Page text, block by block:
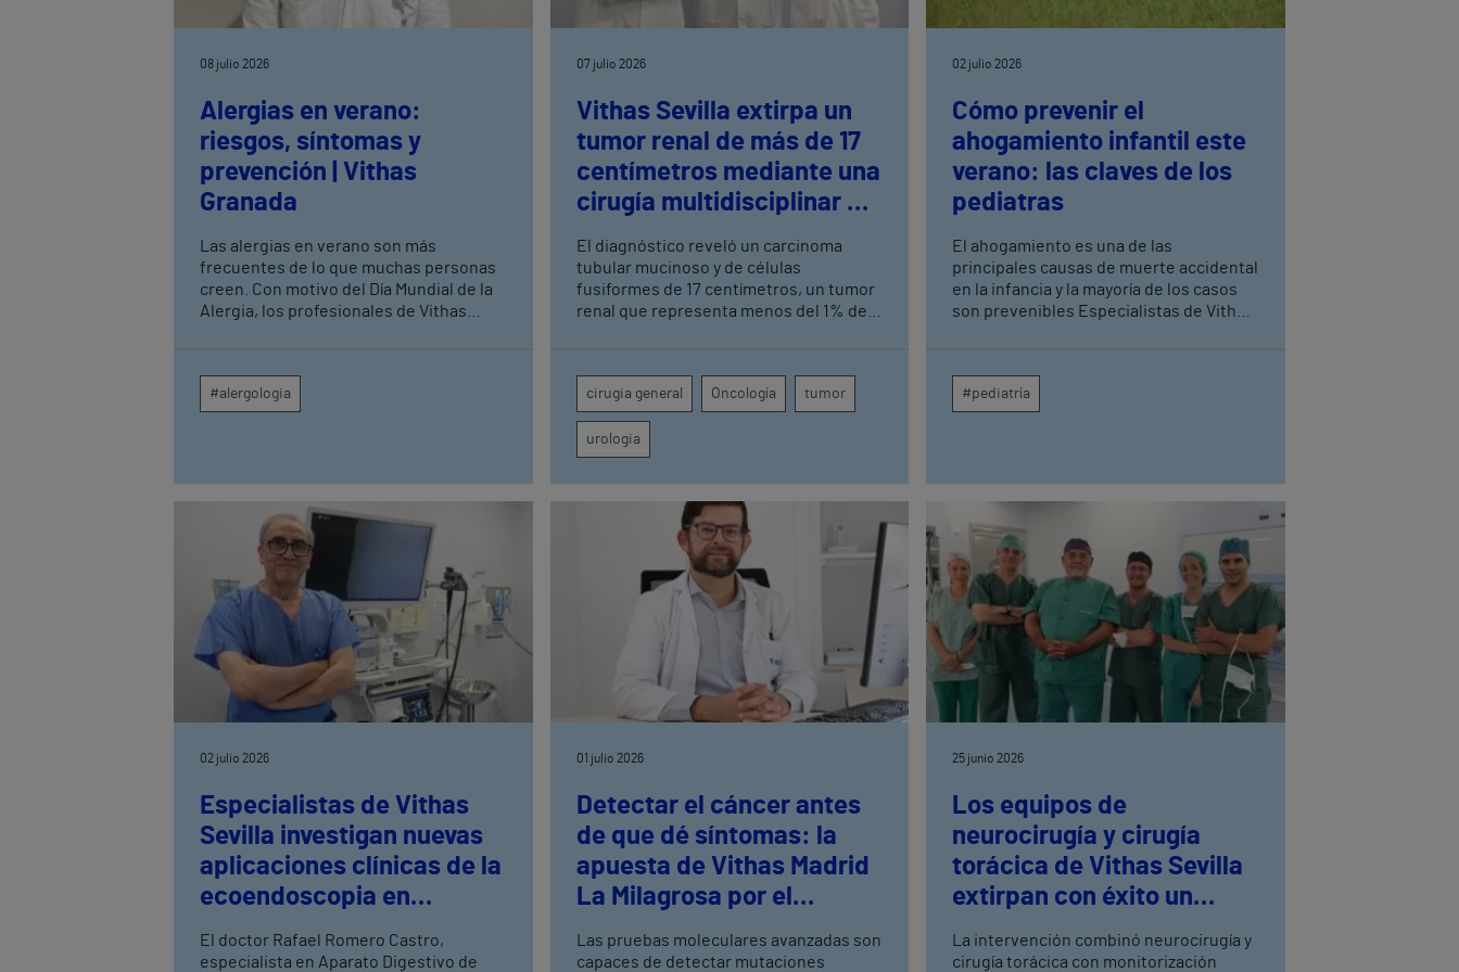
08 julio 2026
Alergias en verano:
riesgos, síntomas y
prevención | Vithas
Granada
Las alergias en verano son más
frecuentes de lo que muchas personas
creen. Con motivo del Día Mundial de la
Alergia, los profesionales de Vithas
procesos alérgicos, durante los meses
estivales aumentan las consultas
El Dr. Julián López Caballero, alergólogo
del Hospital Vithas Granada, explica
cuáles son las alergias más frecuentes
en verano y destaca la importancia de
un diagnóstico precoz para prevenir
reacciones graves.
#alergologia
07 julio 2026
Vithas Sevilla extirpa un
tumor renal de más de 17
centímetros mediante una
cirugía multidisciplinar de
El diagnóstico reveló un carcinoma
tubular mucinoso y de células
fusiformes de 17 centímetros, un tumor
renal que representa menos del 1% de
Anestesia, UCI, Enfermería de
Quirófano, Banco de Sangre y Farmacia
cirugia general Oncología tumor
urologia
02 julio 2026
Cómo prevenir el
ahogamiento infantil este
verano: las claves de los
pediatras
El ahogamiento es una de las
principales causas de muerte accidental
en la infancia y la mayoría de los casos
son prevenibles Especialistas de Vithas
más eficaz para evitar tragedias en
piscinas, playas y entornos acuáticos
#pediatría
02 julio 2026
Especialistas de Vithas
Sevilla investigan nuevas
aplicaciones clínicas de la
ecoendoscopia en
El doctor Rafael Romero Castro,
especialista en Aparato Digestivo de
01 julio 2026
Detectar el cáncer antes
de que dé síntomas: la
apuesta de Vithas Madrid
La Milagrosa por el
Las pruebas moleculares avanzadas son
capaces de detectar mutaciones
25 junio 2026
Los equipos de
neurocirugía y cirugía
torácica de Vithas Sevilla
extirpan con éxito un
La intervención combinó neurocirugía y
cirugía torácica con monitorización